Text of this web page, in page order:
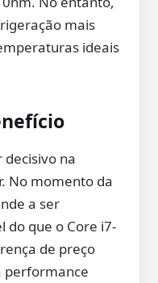
mais
ideais
na
No momento da
a ser
do que o Core i7-
de preço
performance